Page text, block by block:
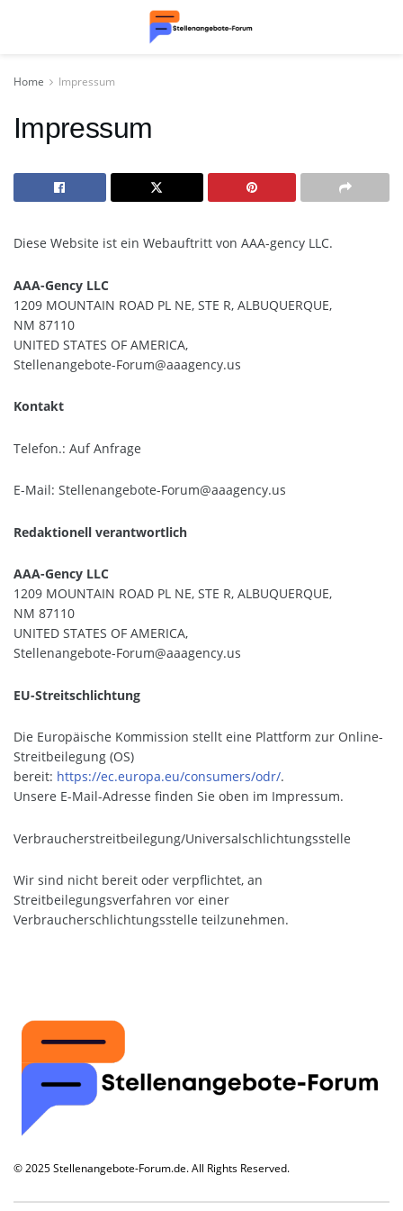
Home Impressum
Impressum
Diese Website ist ein Webauftritt von AAA-gency LLC.
AAA-Gency LLC
1209 MOUNTAIN ROAD PL NE, STE R, ALBUQUERQUE,
NM 87110
UNITED STATES OF AMERICA,
Stellenangebote-Forum@aaagency.us
Kontakt
Telefon.: Auf Anfrage
E-Mail: Stellenangebote-Forum@aaagency.us
Redaktionell verantwortlich
AAA-Gency LLC
1209 MOUNTAIN ROAD PL NE, STE R, ALBUQUERQUE,
NM 87110
UNITED STATES OF AMERICA,
Stellenangebote-Forum@aaagency.us
EU-Streitschlichtung
Die Europäische Kommission stellt eine Plattform zur Online-
Streitbeilegung (OS)
bereit: https://ec.europa.eu/consumers/odr/.
Unsere E-Mail-Adresse finden Sie oben im Impressum.
Verbraucher­streit­beilegung/Universal­schlichtungs­stelle
Wir sind nicht bereit oder verpflichtet, an
Streitbeilegungsverfahren vor einer
Verbraucherschlichtungsstelle teilzunehmen.
© 2025 Stellenangebote-Forum.de. All Rights Reserved.